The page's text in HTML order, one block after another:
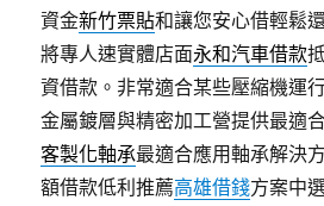
資金新竹票貼和讓您安心借輕鬆
將專人速實體店面永和汽車借款
資借款。非常適合某些壓縮機運
金屬鍍層與精密加工營提供最適
客製化軸承最適合應用軸承解決
額借款低利推薦高雄借錢方案中